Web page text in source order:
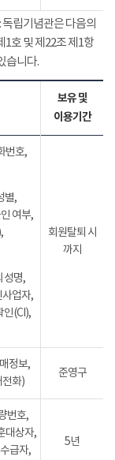
립기념관은 다음의
1호 및 제22조 제1항
습니다.
보유 및
이용기간
번호,
별,
여부,
성명,
사업자,
인(CI),
회원탈퇴 시
까지
정보,
전화)
준영구
번호,
대상자,
급자,
5년